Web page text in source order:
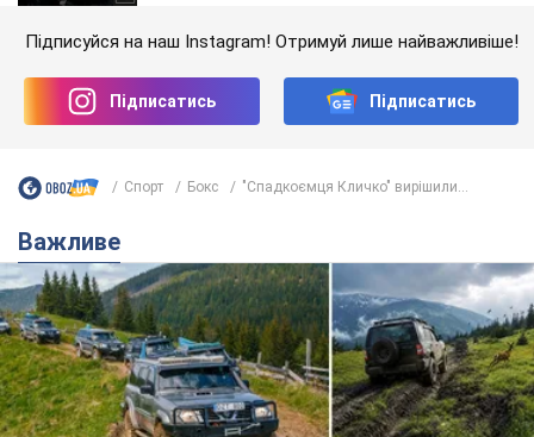
Підписуйся на наш Instagram! Отримуй лише найважливіше!
Підписатись Підписатись
Спорт Бокс "Спадкоємця Кличко" вирішили...
Важливе